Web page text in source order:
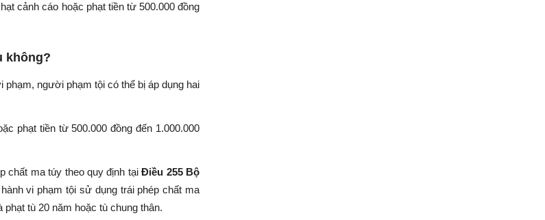
cảnh cáo hoặc phạt tiền từ 500.000 đồng
không?
người phạm tội có thể bị áp dụng hai
phạt tiền từ 500.000 đồng đến 1.000.000
chất ma túy theo quy định tạiĐiều 255 Bộ
vi phạm tội sử dụng trái phép chất ma
phạt tù 20 năm hoặc tù chung thân.